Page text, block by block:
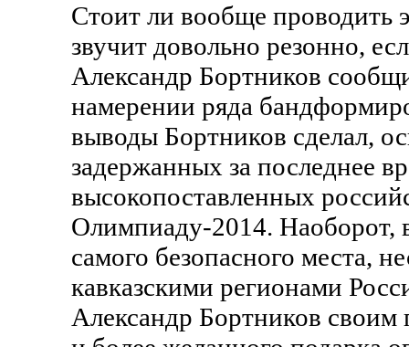
Стоит ли вообще проводить
звучит довольно резонно,
Александр Бортников
намерении ряда
выводы Бортников сделал,
задержанных за последнее
высокопоставленных
Олимпиаду-2014. Наоборот,
самого безопасного места,
кавказскими регионами
Александр Бортников